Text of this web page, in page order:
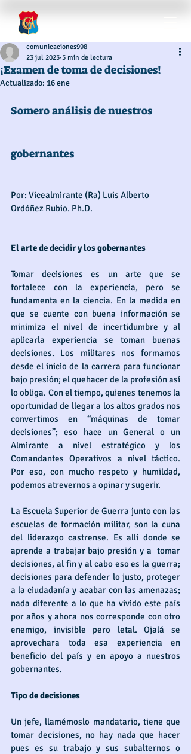
¡Examen de toma de decisiones!
comunicaciones998
23 jul 2023 5 min de lectura
Actualizado: 16 ene
Somero análisis de nuestros
gobernantes
Por: Vicealmirante (Ra) Luis Alberto
Ordóñez Rubio. Ph.D.
El arte de decidir y los gobernantes
Tomar decisiones es un arte que se
fortalece con la experiencia, pero se
fundamenta en la ciencia. En la medida en
que se cuente con buena información se
minimiza el nivel de incertidumbre y al
aplicarla experiencia se toman buenas
decisiones. Los militares nos formamos
desde el inicio de la carrera para funcionar
bajo presión; el quehacer de la profesión así
lo obliga. Con el tiempo, quienes tenemos la
oportunidad de llegar a los altos grados nos
convertimos en “máquinas de tomar
decisiones”; eso hace un General o un
Almirante a nivel estratégico y los
Comandantes Operativos a nivel táctico.
Por eso, con mucho respeto y humildad,
podemos atrevernos a opinar y sugerir.
La Escuela Superior de Guerra junto con las
escuelas de formación militar, son la cuna
del liderazgo castrense. Es allí donde se
aprende a trabajar bajo presión y a  tomar
decisiones, al fin y al cabo eso es la guerra;
decisiones para defender lo justo, proteger
a la ciudadanía y acabar con las amenazas;
nada diferente a lo que ha vivido este país
por años y ahora nos corresponde con otro
enemigo, invisible pero letal. Ojalá se
aprovechara toda esa experiencia en
beneficio del país y en apoyo a nuestros
gobernantes.
Tipo de decisiones
Un jefe, llamémoslo mandatario, tiene que
tomar decisiones, no hay nada que hacer
pues es su trabajo y sus subalternos o